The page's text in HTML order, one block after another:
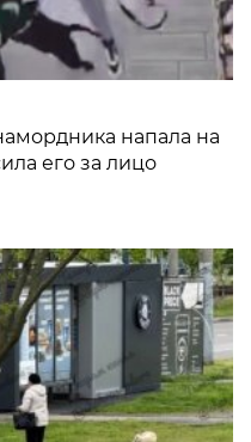
напала на
его за лицо